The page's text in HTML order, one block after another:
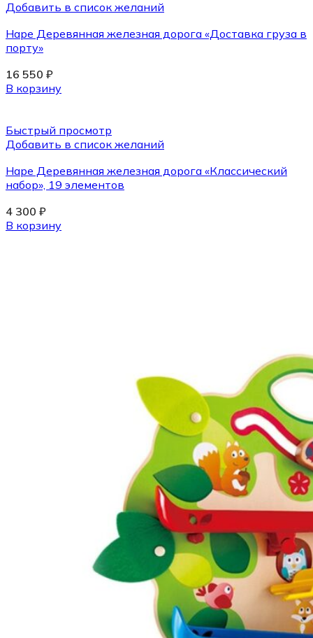
Добавить в список желаний
Hape Деревянная железная дорога «Доставка груза в
порту»
16 550 ₽
В корзину
Быстрый просмотр
Добавить в список желаний
Hape Деревянная железная дорога «Классический
набор», 19 элементов
4 300 ₽
В корзину